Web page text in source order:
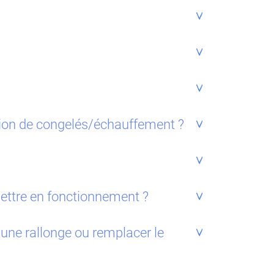
de congelés/échauffement ?
en fonctionnement ?
rallonge ou remplacer le